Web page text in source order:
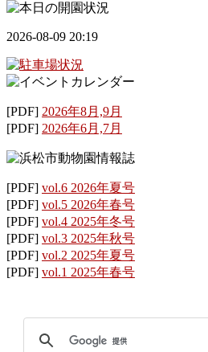
2026-08-09 20:19
[PDF] 2026年8月,9月
[PDF] 2026年6月,7月
[PDF] vol.6 2026年夏号
[PDF] vol.5 2026年春号
[PDF] vol.4 2025年冬号
[PDF] vol.3 2025年秋号
[PDF] vol.2 2025年夏号
[PDF] vol.1 2025年春号